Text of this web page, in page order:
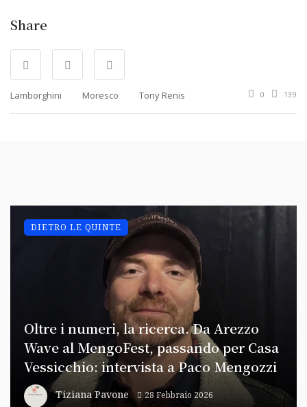
Share
Lamborghini Moresco Tony Renis 0 139
Oltre i numeri, la ricerca. Da Arezzo
Wave al MengoFest, passando per Casa
Vessicchio: intervista a Paco Mengozzi
Tiziana Pavone 28 Febbraio 2026
DIETRO LE QUINTE